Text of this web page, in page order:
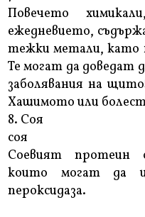
Повечето
ежедневието,
тежки метали, като
Те могат да доведат
заболявания на
Хашимото или болест
8. Соя
соя
Соевият протеин
които могат да
пероксидаза.